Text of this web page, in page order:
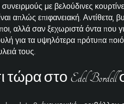
με βελούδινες
απλώς επιφανειακή.
αλλά σαν ξεχωριστά όντα
για τα υψηλότερα πρότυπα
τους.
στο Edel Bordell